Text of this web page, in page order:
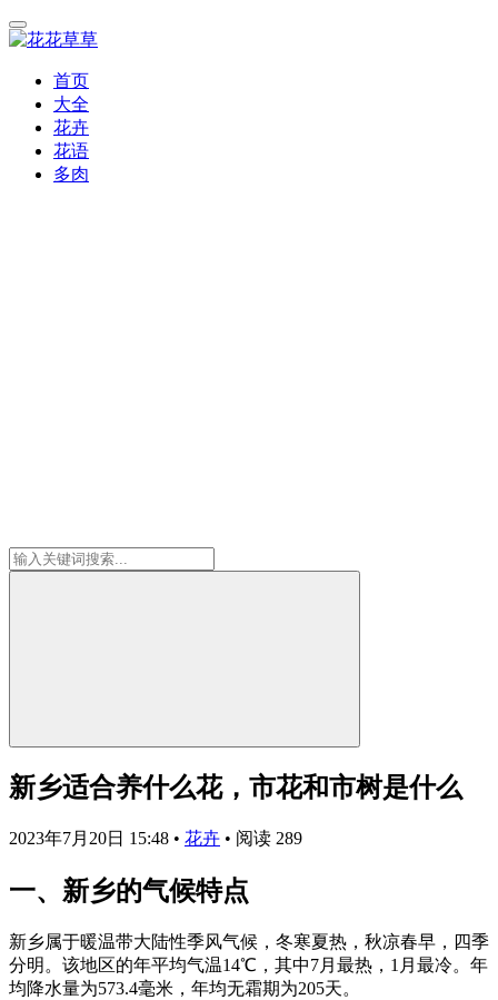
首页
大全
花卉
花语
多肉
新乡适合养什么花，市花和市树是什么
2023年7月20日 15:48 • 花卉 • 阅读 289
一、新乡的气候特点
新乡属于暖温带大陆性季风气候，冬寒夏热，秋凉春早，四季
分明。该地区的年平均气温14℃，其中7月最热，1月最冷。年
均降水量为573.4毫米，年均无霜期为205天。